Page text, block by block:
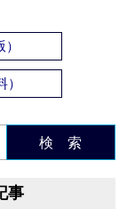
検 索
事